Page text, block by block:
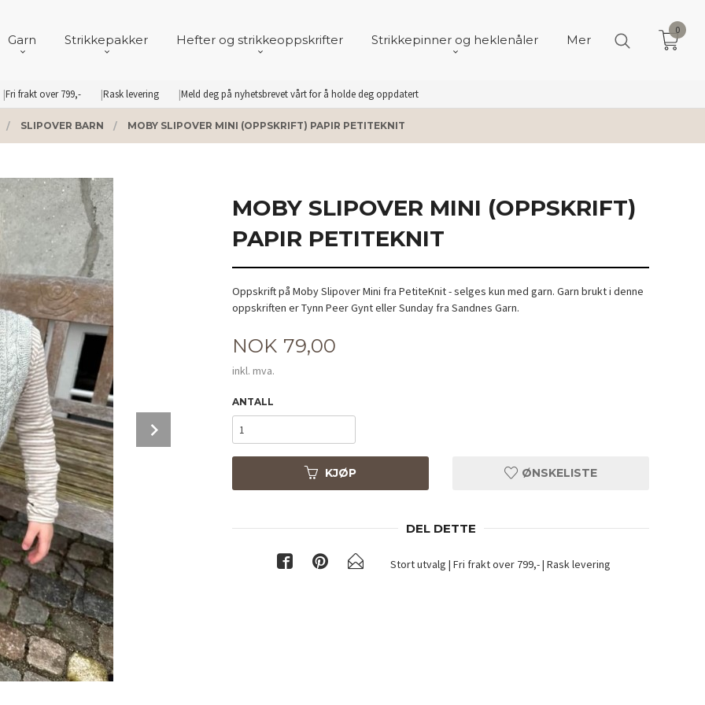
Fri frakt over 799,- Rask levering Meld deg på nyhetsbrevet vårt for å holde deg oppdatert
Garn Strikkepakker Hefter og strikkeoppskrifter Strikkepinner og heklenåler Mer
0
SLIPOVER BARN MOBY SLIPOVER MINI (OPPSKRIFT) PAPIR PETITEKNIT
MOBY SLIPOVER MINI (OPPSKRIFT)
PAPIR PETITEKNIT
Oppskrift på Moby Slipover Mini fra PetiteKnit - selges kun med garn. Garn brukt i denne
oppskriften er Tynn Peer Gynt eller Sunday fra Sandnes Garn.
Pris
NOK 79,00
inkl. mva.
ANTALL
KJØP ØNSKELISTE
DEL DETTE
Stort utvalg | Fri frakt over 799,- | Rask levering